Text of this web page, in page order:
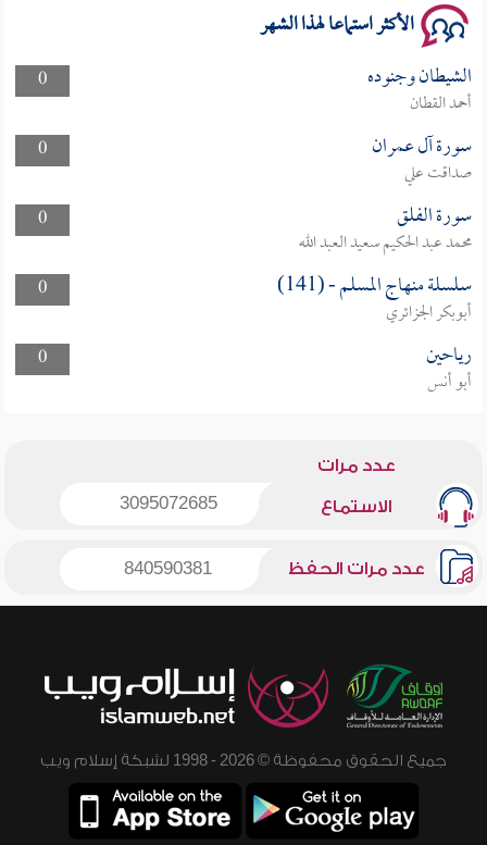
الأكثر استماعا لهذا الشهر
0 الشيطان وجنوده
أحمد القطان
0
سورة آل عمران
صداقت علي
0
سورة الفلق
محمد عبد الحكيم سعيد العبد الله
0
سلسلة منهاج المسلم - (141)
أبوبكر الجزائري
0
رياحين
أبو أنس
عدد مرات
الاستماع 3095072685
عدد مرات الحفظ 840590381
جميع الحقوق محفوظة © 2026 - 1998 لشبكة إسلام ويب